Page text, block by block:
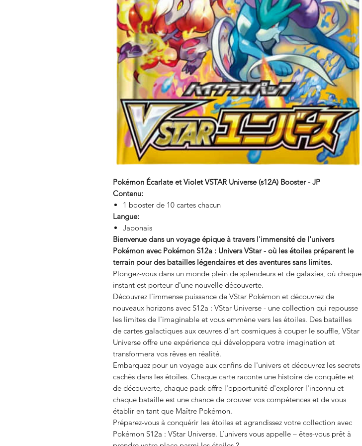
Pokémon Écarlate et Violet VSTAR Universe (s12A) Booster - JP
Contenu:
1 booster de 10 cartes chacun
Langue:
Japonais
Bienvenue dans un voyage épique à travers l'immensité de l'univers
Pokémon avec Pokémon S12a : Univers VStar - où les étoiles préparent le
terrain pour des batailles légendaires et des aventures sans limites.
Plongez-vous dans un monde plein de splendeurs et de galaxies, où chaque
instant est porteur d'une nouvelle découverte.
Découvrez l'immense puissance de VStar Pokémon et découvrez de
nouveaux horizons avec S12a : VStar Universe - une collection qui repousse
les limites de l'imaginable et vous emmène vers les étoiles. Des batailles
de cartes galactiques aux œuvres d'art cosmiques à couper le souffle, VStar
Universe offre une expérience qui développera votre imagination et
transformera vos rêves en réalité.
Embarquez pour un voyage aux confins de l'univers et découvrez les secrets
cachés dans les étoiles. Chaque carte raconte une histoire de conquête et
de découverte, chaque pack offre l'opportunité d'explorer l'inconnu et
chaque bataille est une chance de prouver vos compétences et de vous
établir en tant que Maître Pokémon.
Préparez-vous à conquérir les étoiles et agrandissez votre collection avec
Pokémon S12a : VStar Universe. L’univers vous appelle – êtes-vous prêt à